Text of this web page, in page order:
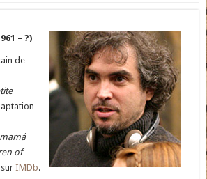
– ?)
de
of
surIMDb.